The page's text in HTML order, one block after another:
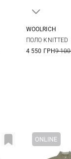
WOOLRICH
ПОЛО KNITTED
4 550 ГРН9